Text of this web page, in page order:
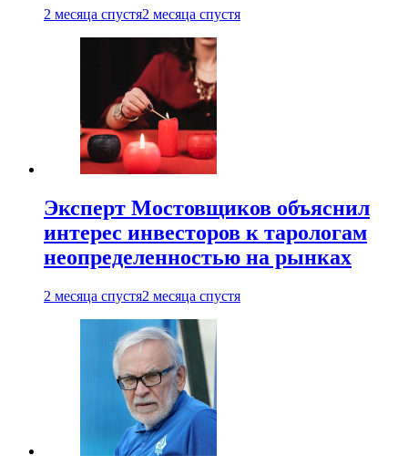
2 месяца спустя2 месяца спустя
Эксперт Мостовщиков объяснил
интерес инвесторов к тарологам
неопределенностью на рынках
2 месяца спустя2 месяца спустя